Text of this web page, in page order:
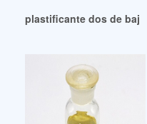
plastificante dos de